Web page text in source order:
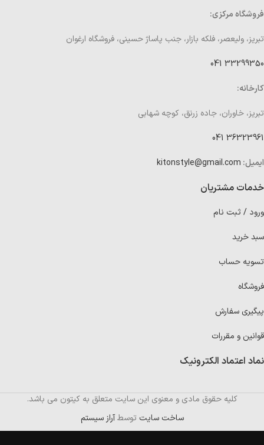
فروشگاه مرکزی:
تبریز، ولیعصر، فلکه بازار، جنب پاساژ حسینی، فروشگاه ارغوان
33299350 041
کارخانه:
تبریز، خاوران، جاده زرنق، کوچه شهابی
36323961 041
ایمیل: kitonstyle@gmail.com
خدمات مشتریان
ورود / ثبت نام
سبد خرید
تسویه حساب
فروشگاه
پیگیری سفارش
قوانین و مقررات
نماد اعتماد الکترونیک
کلیه حقوق مادی و معنوی این سایت متعلق به کیتون می باشد.
ساخت سایت توسطآراز سیستم